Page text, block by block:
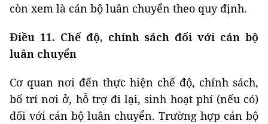
còn xem là cán bộ luân chuyển theo quy định.
Điều 11. Chế độ, chính sách đối với cán bộ
luân chuyển
Cơ quan nơi đến thực hiện chế độ, chính sách,
bố trí nơi ở, hỗ trợ đi lại, sinh hoạt phí (nếu có)
đối với cán bộ luân chuyển. Trường hợp cán bộ